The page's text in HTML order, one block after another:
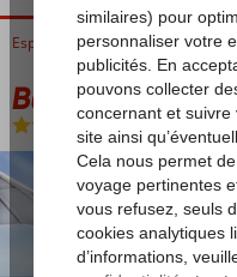
Espagne Îles Canaries Tenerife
Be Live
Chambre et petit